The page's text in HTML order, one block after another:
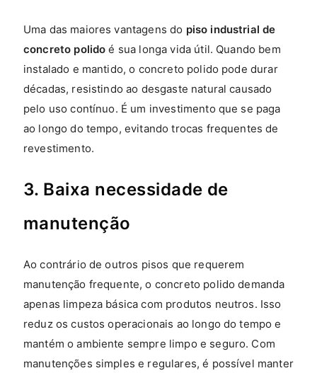
Uma das maiores vantagens do piso industrial de
concreto polido é sua longa vida útil. Quando bem
instalado e mantido, o concreto polido pode durar
décadas, resistindo ao desgaste natural causado
pelo uso contínuo. É um investimento que se paga
ao longo do tempo, evitando trocas frequentes de
revestimento.
3. Baixa necessidade de
manutenção
Ao contrário de outros pisos que requerem
manutenção frequente, o concreto polido demanda
apenas limpeza básica com produtos neutros. Isso
reduz os custos operacionais ao longo do tempo e
mantém o ambiente sempre limpo e seguro. Com
manutenções simples e regulares, é possível manter